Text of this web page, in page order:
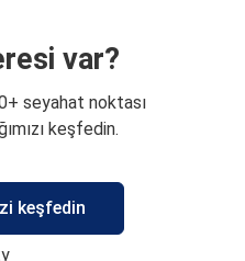
var?
seyahat noktası
keşfedin.
keşfedin